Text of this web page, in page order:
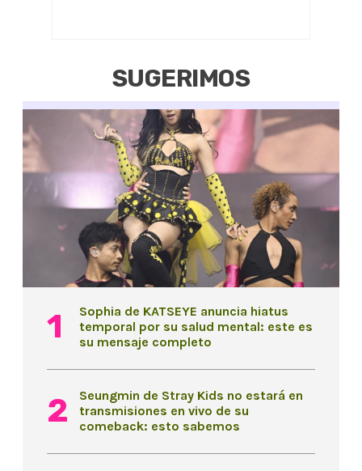
SUGERIMOS
Sophia de KATSEYE anuncia hiatus
temporal por su salud mental: este es
su mensaje completo
Seungmin de Stray Kids no estará en
transmisiones en vivo de su
comeback: esto sabemos